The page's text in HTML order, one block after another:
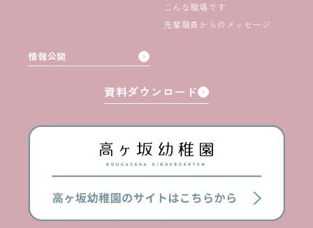
こんな職場です
先輩職員からのメッセージ
情報公開
資料ダウンロード